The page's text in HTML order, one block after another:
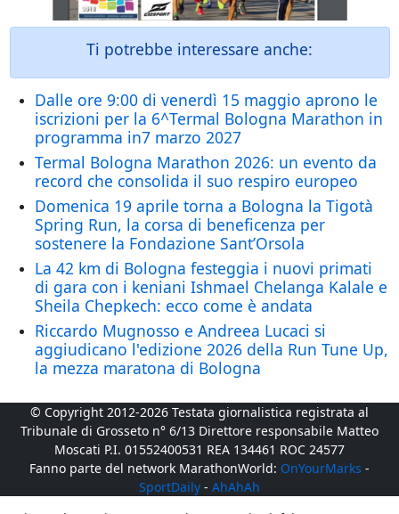
Ti potrebbe interessare anche:
Dalle ore 9:00 di venerdì 15 maggio aprono le
iscrizioni per la 6^Termal Bologna Marathon in
programma in7 marzo 2027
Termal Bologna Marathon 2026: un evento da
record che consolida il suo respiro europeo
Domenica 19 aprile torna a Bologna la Tigotà
Spring Run, la corsa di beneficenza per
sostenere la Fondazione Sant’Orsola
La 42 km di Bologna festeggia i nuovi primati
di gara con i keniani Ishmael Chelanga Kalale e
Sheila Chepkech: ecco come è andata
Riccardo Mugnosso e Andreea Lucaci si
aggiudicano l'edizione 2026 della Run Tune Up,
la mezza maratona di Bologna
© Copyright 2012-2026 Testata giornalistica registrata al
Tribunale di Grosseto n° 6/13 Direttore responsabile Matteo
Moscati P.I. 01552400531 REA 134461 ROC 24577
Fanno parte del network MarathonWorld: OnYourMarks -
SportDaily - AhAhAh